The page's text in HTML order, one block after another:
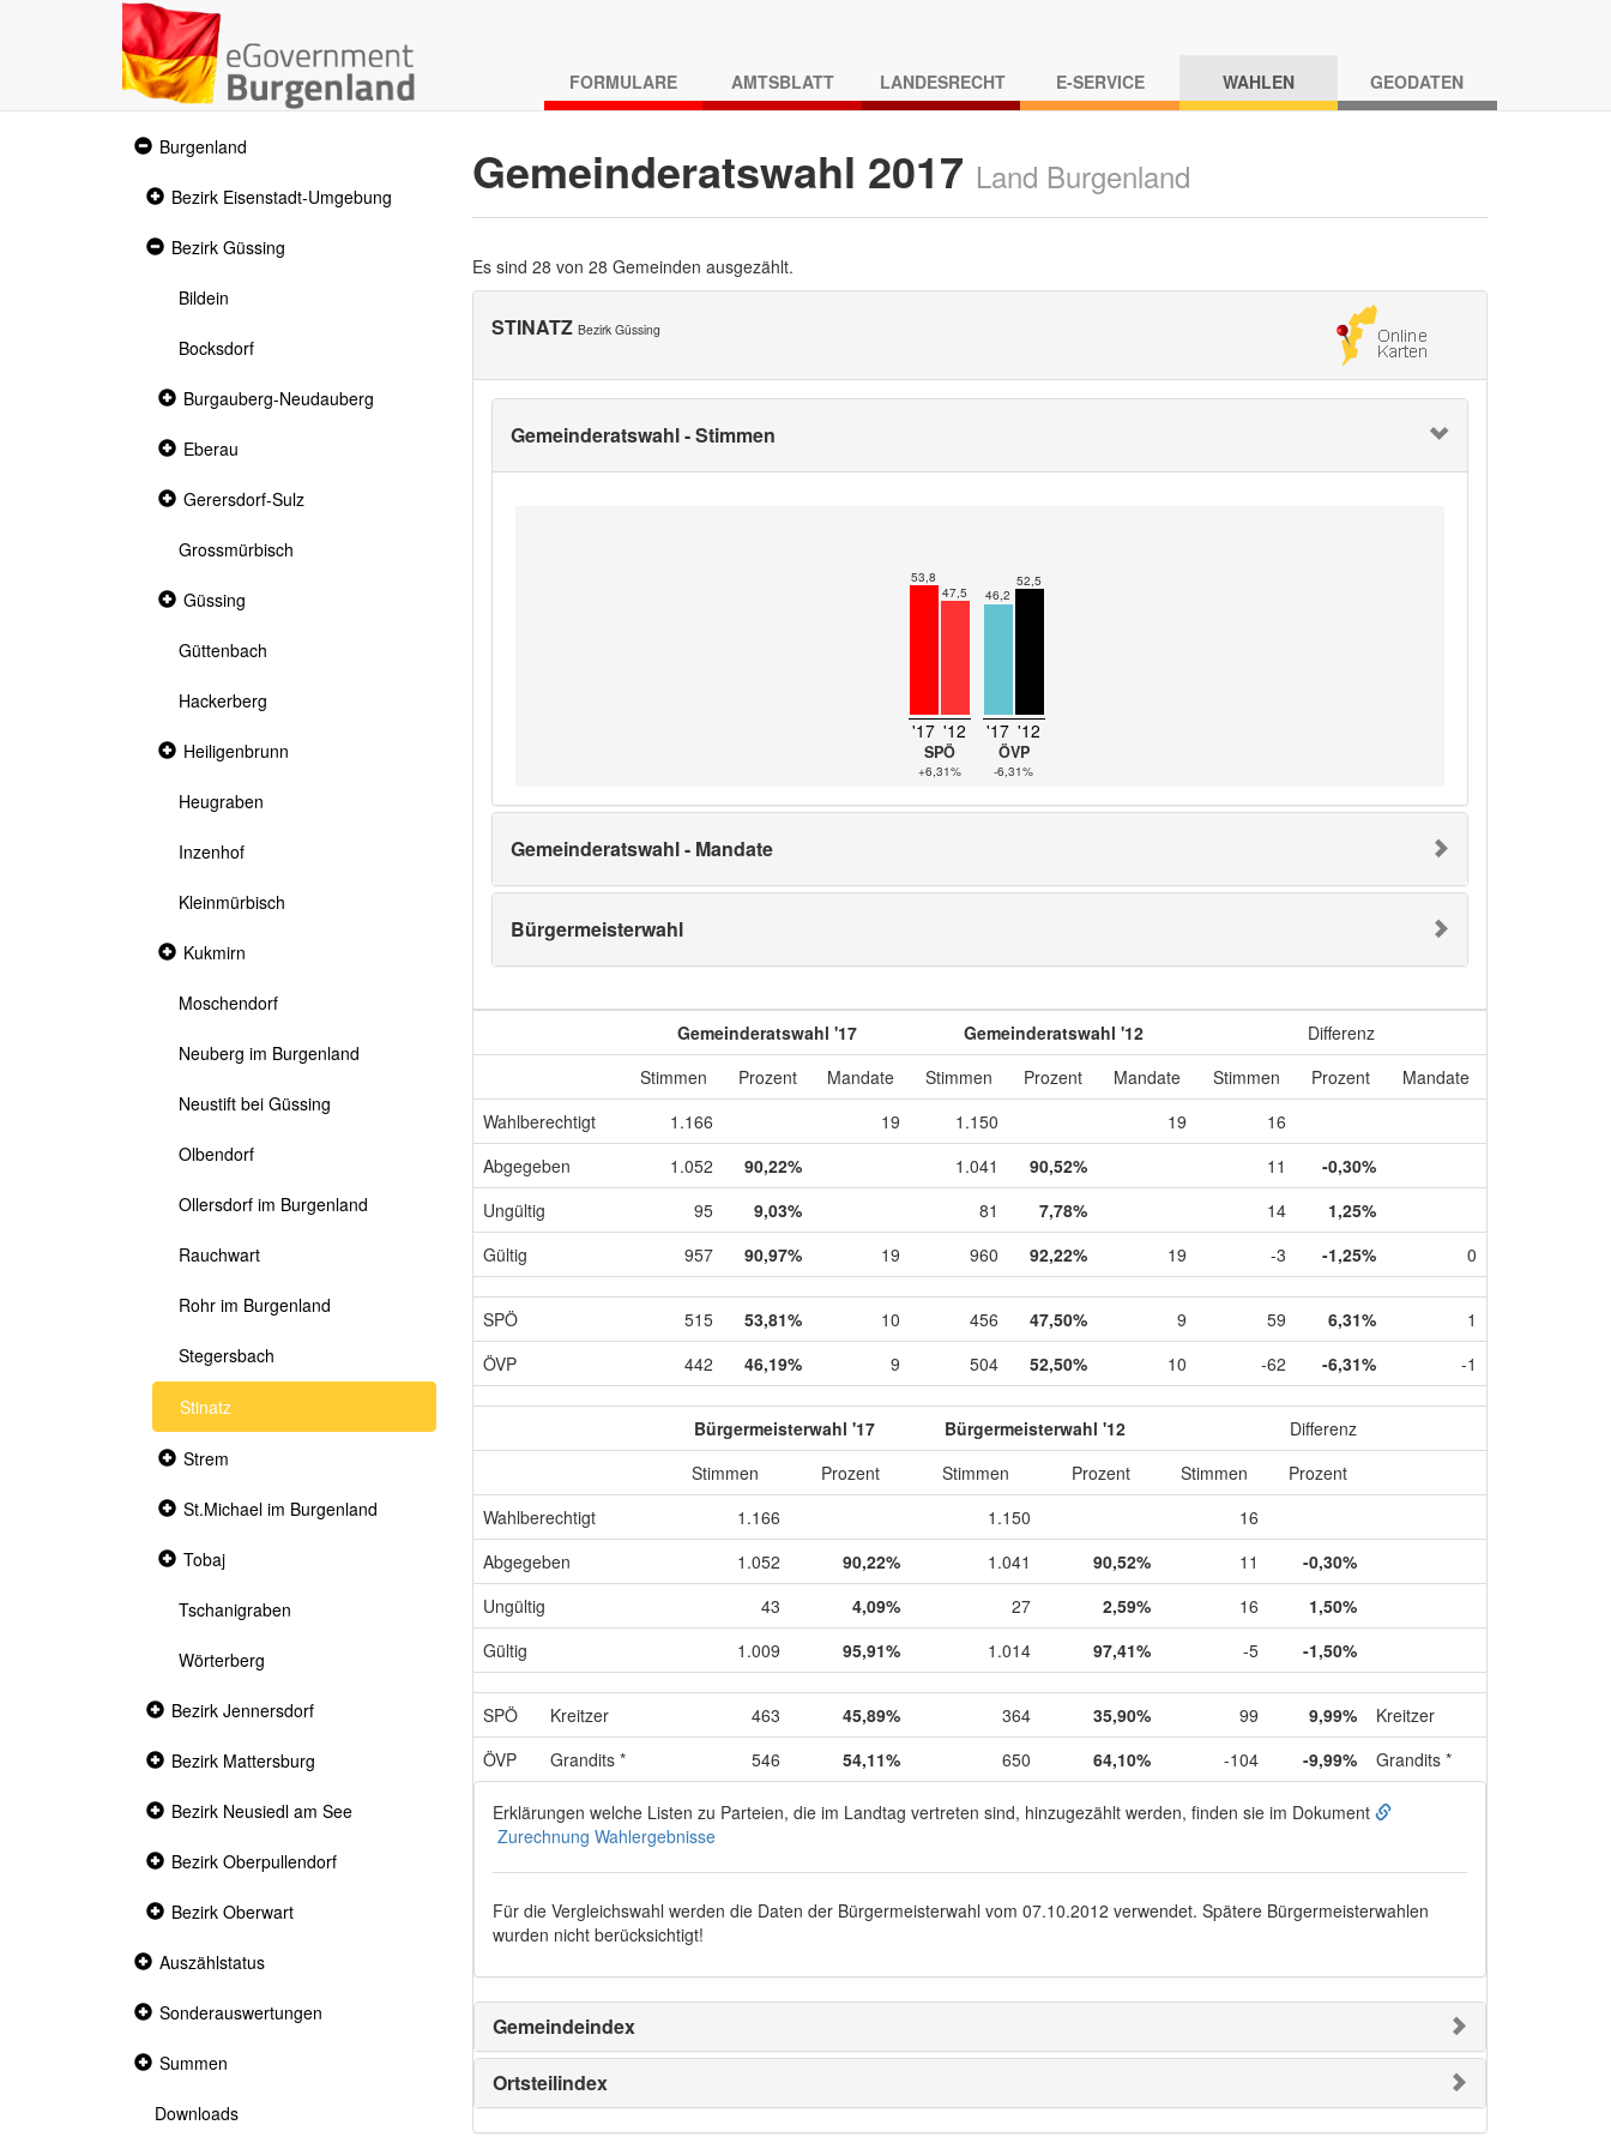
FORMULARE AMTSBLATT LANDESRECHT E-SERVICE WAHLEN GEODATEN
Expanded
section
Burgenland
Collapsed
Bezirk Eisenstadt-Umgebung
Expanded
Bezirk Güssing
Bildein
Bocksdorf
Collapsed
section
Burgauberg-Neudauberg
Collapsed
Eberau
Collapsed
Gerersdorf-Sulz
Grossmürbisch
Collapsed
Güssing
Güttenbach
Hackerberg
Collapsed
section
Heiligenbrunn
Heugraben
Inzenhof
Kleinmürbisch
Collapsed
Kukmirn
Moschendorf
Neuberg im Burgenland
Neustift bei Güssing
Olbendorf
Ollersdorf im Burgenland
Rauchwart
Rohr im Burgenland
Stegersbach
Stinatz
Collapsed
Strem
Collapsed
St.Michael im Burgenland
Collapsed
section
Tobaj
Tschanigraben
Wörterberg
Collapsed
Bezirk Jennersdorf
Collapsed
Bezirk Mattersburg
Collapsed
Bezirk Neusiedl am See
Collapsed
Bezirk Oberpullendorf
Collapsed
Bezirk Oberwart
Collapsed
Auszählstatus
Collapsed
Sonderauswertungen
Collapsed
Summen
Downloads
Gemeinderatswahl 2017 Land Burgenland
Es sind 28 von 28 Gemeinden ausgezählt.
STINATZ Bezirk Güssing
Gemeinderatswahl - Stimmen
53,8
47,5
'17 '12
SPÖ
+6,31%
46,2
52,5
'17 '12
ÖVP
-6,31%
Gemeinderatswahl - Mandate
Bürgermeisterwahl
Gemeinderatswahl '17 Gemeinderatswahl '12
Differenz
Stimmen
Prozent Mandate Stimmen Prozent Mandate Stimmen Prozent
Mandate
Wahlberechtigt
1.166 19 1.150 19
16
Abgegeben
1.052 90,22% 1.041 90,52% 11
-0,30%
Ungültig
95 9,03% 81 7,78% 14
1,25%
Gültig
957 90,97% 19 960 92,22% 19 -3 -1,25% 0
SPÖ 515 53,81% 10 456 47,50% 9 59 6,31%
1
ÖVP
442 46,19% 9 504 52,50% 10 -62 -6,31% -1
Bürgermeisterwahl '17 Bürgermeisterwahl '12
Differenz
Stimmen
Prozent Stimmen Prozent Stimmen
Prozent
Wahlberechtigt
1.166 1.150
16
Abgegeben
1.052 90,22% 1.041 90,52% 11
-0,30%
Ungültig
43 4,09% 27 2,59% 16
1,50%
Gültig
1.009 95,91% 1.014 97,41% -5 -1,50%
SPÖ Kreitzer 463 45,89% 364 35,90% 99 9,99%
Kreitzer
ÖVP
Grandits * 546 54,11% 650 64,10% -104 -9,99% Grandits *
Erklärungen welche Listen zu Parteien, die im Landtag vertreten sind, hinzugezählt werden, finden sie im Dokument
Zurechnung Wahlergebnisse
Für die Vergleichswahl werden die Daten der Bürgermeisterwahl vom 07.10.2012 verwendet. Spätere Bürgermeisterwahlen
wurden nicht berücksichtigt!
Gemeindeindex
Ortsteilindex